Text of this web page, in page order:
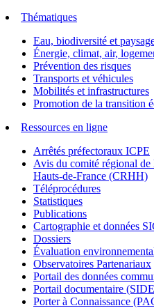
Thématiques
Eau, biodiversité et
Énergie, climat, air,
Prévention des risques
Transports et véhicules
Mobilités et infrastructures
Promotion de la transition
Ressources en ligne
Arrêtés préfectoraux ICPE
Avis du comité régional de
Hauts-de-France (CRHH)
Téléprocédures
Statistiques
Publications
Cartographie et données
Dossiers
Évaluation
Observatoires Partenariaux
Portail des données
Portail documentaire
Porter à Connaissance